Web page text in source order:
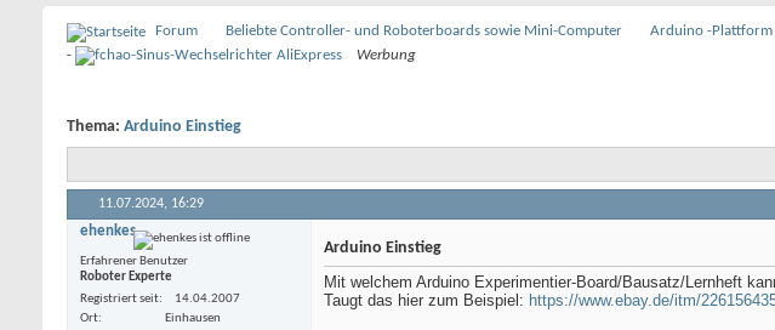
Forum Beliebte Controller- und Roboterboards sowie Mini-Computer Arduino -Plattform
-
Werbung
Thema: Arduino Einstieg
11.07.2024, 16:29
ehenkes
Erfahrener Benutzer
Roboter Experte
Registriert seit
14.04.2007
Ort
Einhausen
Arduino Einstieg
Mit welchem Arduino Experimentier-Board/Bausatz/Lernheft
Taugt das hier zum Beispiel: https://www.ebay.de/itm/